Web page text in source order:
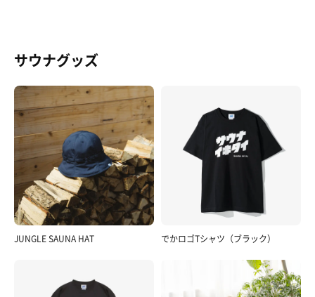
サウナグッズ
JUNGLE SAUNA HAT でかロゴTシャツ（ブラック）